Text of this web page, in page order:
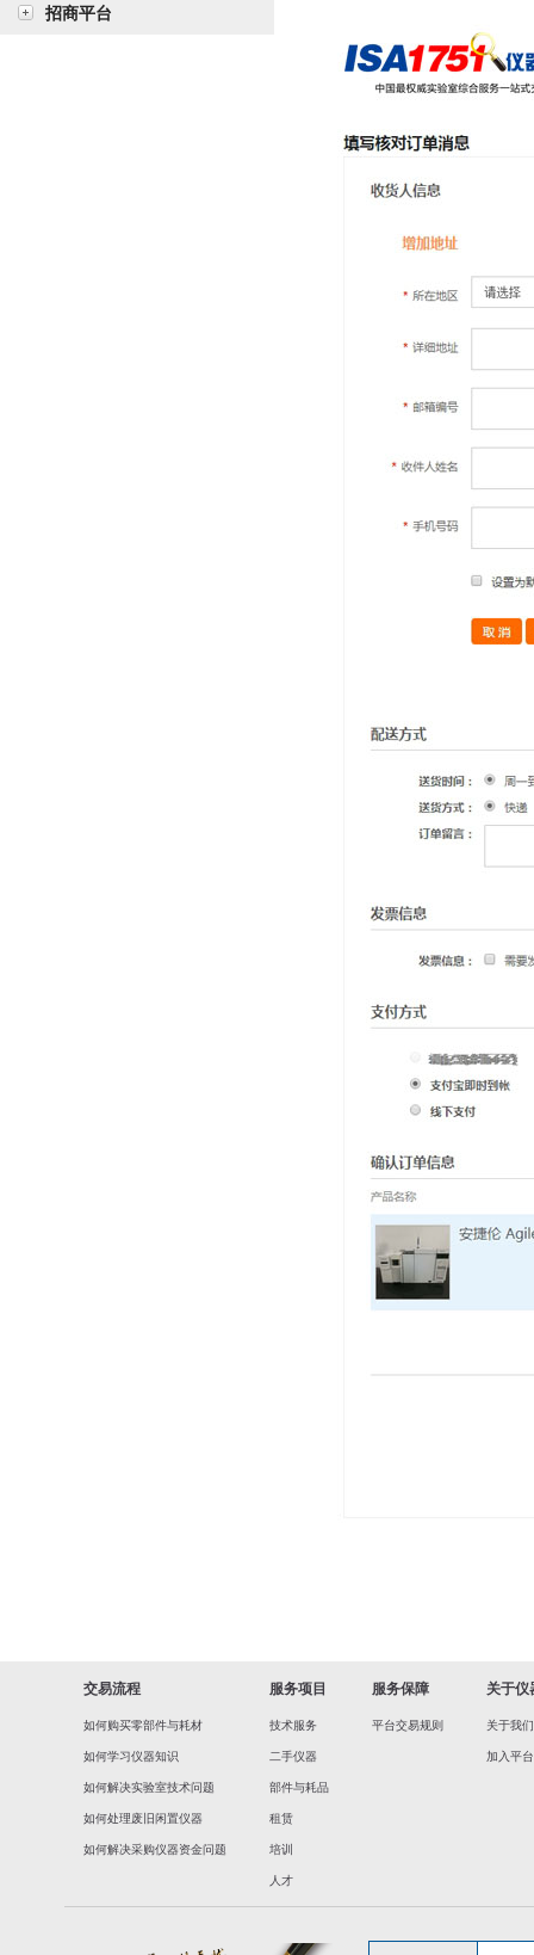
招商平台
交易流程
如何购买零部件与耗材
如何学习仪器知识
如何解决实验室技术问题
如何处理废旧闲置仪器
如何解决采购仪器资金问题
服务项目
技术服务
二手仪器
部件与耗品
租赁
培训
人才
服务保障
平台交易规则
关于仪
关于我们
加入平